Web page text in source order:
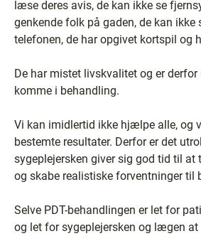
læse deres avis, de kan ikke se
genkende folk på gaden, de kan ikke
telefonen, de har opgivet kortspil og
De har mistet livskvalitet og er
komme i behandling.
Vi kan imidlertid ikke hjælpe alle, og
bestemte resultater. Derfor er det
sygeplejersken giver sig god tid til at
og skabe realistiske forventninger til
Selve PDT-behandlingen er let for
og let for sygeplejersken og lægen at